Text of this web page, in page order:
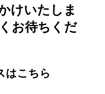
けいたしま
お待ちくだ
はこちら